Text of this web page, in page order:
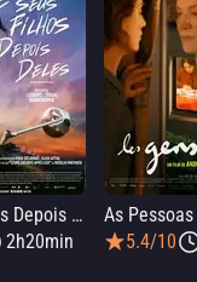
E Seus Filhos Depois Deles
2h20min
As
5.4/10